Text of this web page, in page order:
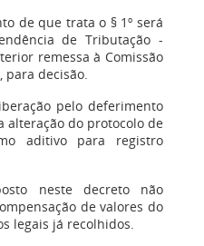
de que trata o § 1º será
de Tributação -
remessa à Comissão
para decisão.
pelo deferimento
alteração do protocolo de
aditivo para registro
neste decreto não
de valores do
legais já recolhidos.